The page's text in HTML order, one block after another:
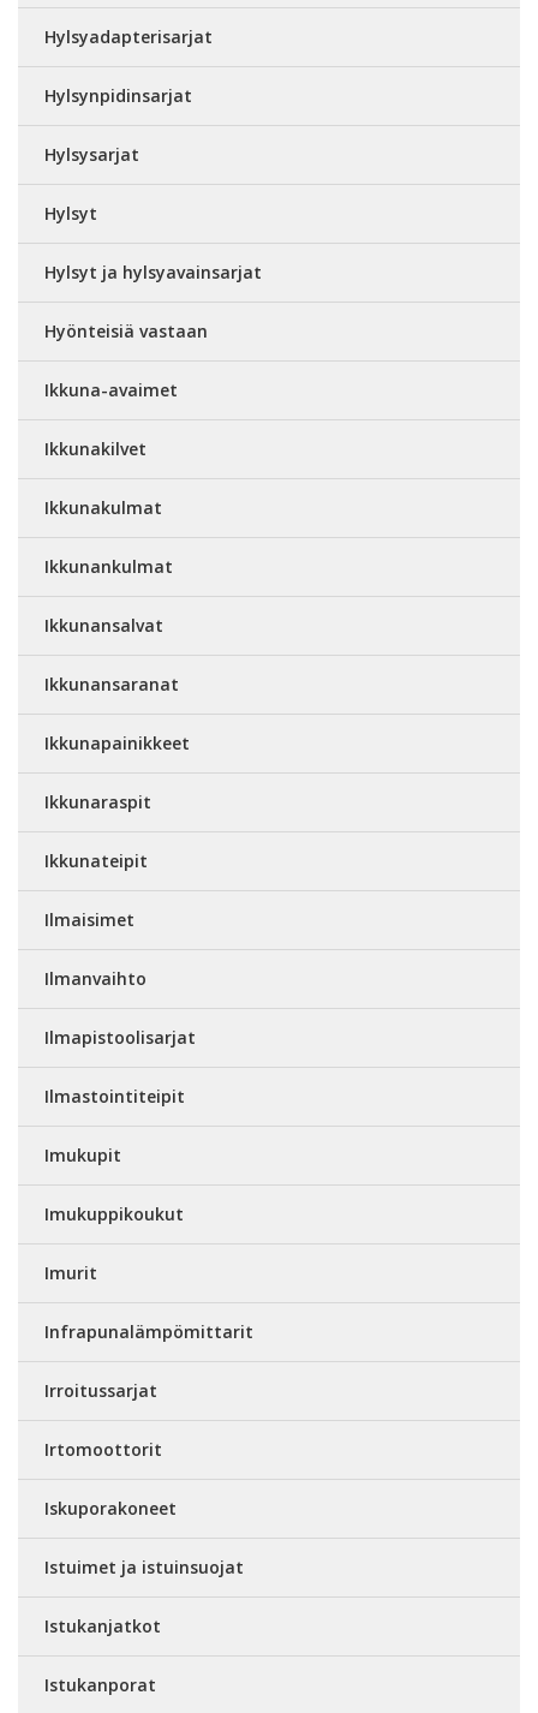
Hylsyadapterisarjat
Hylsynpidinsarjat
Hylsysarjat
Hylsyt
Hylsyt ja hylsyavainsarjat
Hyönteisiä vastaan
Ikkuna-avaimet
Ikkunakilvet
Ikkunakulmat
Ikkunankulmat
Ikkunansalvat
Ikkunansaranat
Ikkunapainikkeet
Ikkunaraspit
Ikkunateipit
Ilmaisimet
Ilmanvaihto
Ilmapistoolisarjat
Ilmastointiteipit
Imukupit
Imukuppikoukut
Imurit
Infrapunalämpömittarit
Irroitussarjat
Irtomoottorit
Iskuporakoneet
Istuimet ja istuinsuojat
Istukanjatkot
Istukanporat